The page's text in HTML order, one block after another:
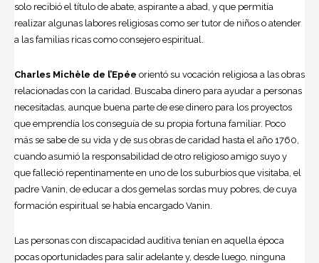
solo recibió el título de abate, aspirante a abad, y que permitía
realizar algunas labores religiosas como ser tutor de niños o atender
a las familias ricas como consejero espiritual.
Charles Michèle de l’Epée orientó su vocación religiosa a las obras
relacionadas con la caridad. Buscaba dinero para ayudar a personas
necesitadas, aunque buena parte de ese dinero para los proyectos
que emprendía los conseguía de su propia fortuna familiar. Poco
más se sabe de su vida y de sus obras de caridad hasta el año 1760,
cuando asumió la responsabilidad de otro religioso amigo suyo y
que falleció repentinamente en uno de los suburbios que visitaba, el
padre Vanin, de educar a dos gemelas sordas muy pobres, de cuya
formación espiritual se había encargado Vanin.
Las personas con discapacidad auditiva tenían en aquella época
pocas oportunidades para salir adelante y, desde luego, ninguna